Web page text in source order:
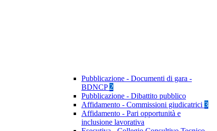
Pubblicazione - Documenti di gara -
BDNCP 2
Pubblicazione - Dibattito pubblico
Affidamento - Commissioni giudicatrici 3
Affidamento - Pari opportunità e
inclusione lavorativa